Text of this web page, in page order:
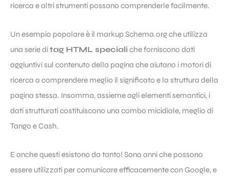
ricerca e altri strumenti possano comprenderle facilmente.
Un esempio popolare è il markup Schema.org che utilizza
una serie ditag HTML specialiche forniscono dati
aggiuntivi sul contenuto della pagina che aiutano i motori di
ricerca a comprendere meglio il significato e la struttura della
pagina stessa. Insomma, assieme agli elementi semantici, i
dati strutturati costituiscono una combo micidiale, meglio di
Tango e Cash.
E anche questi esistono da tanto! Sono anni che possono
essere utilizzati per comunicare efficacemente con Google, e